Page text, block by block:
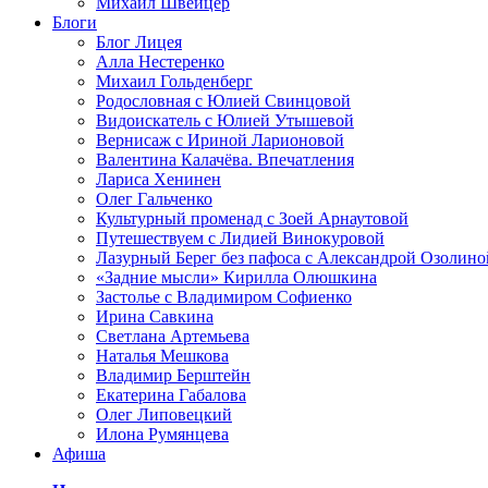
Блоги
Блог Лицея
Алла Нестеренко
Михаил Гольденберг
Родословная с Юлией Свинцовой
Видоискатель с Юлией Утышевой
Вернисаж с Ириной Ларионовой
Валентина Калачёва. Впечатления
Лариса Хенинен
Олег Гальченко
Культурный променад с Зоей Арнаутовой
Путешествуем с Лидией Винокуровой
Лазурный Берег без пафоса с Александрой
«Задние мысли» Кирилла Олюшкина
Застолье с Владимиром Софиенко
Ирина Савкина
Светлана Артемьева
Наталья Мешкова
Владимир Берштейн
Екатерина Габалова
Олег Липовецкий
Илона Румянцева
Афиша